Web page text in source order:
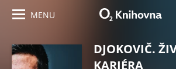
MENU
DJOKOVIČ.
KARIÉRA